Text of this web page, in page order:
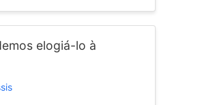
elogiá-lo à